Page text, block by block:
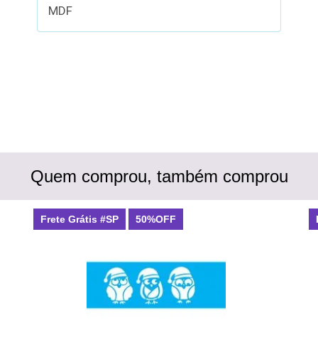
MDF
Quem comprou, também comprou
Frete Grátis #SP 50%OFF